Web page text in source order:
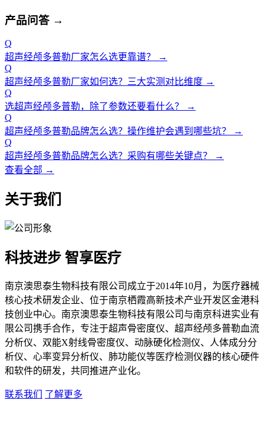
产品问答 →
Q
超声经颅多普勒厂家怎么选更靠谱？
→
Q
超声经颅多普勒厂家如何选？三大实测对比维度 →
Q
选超声经颅多普勒，除了参数还要看什么？
→
Q
超声经颅多普勒品牌怎么选？操作维护会遇到哪些坑？
→
Q
超声经颅多普勒品牌怎么选？采购有哪些关键点？
→
查看全部 →
关于我们
科技进步 智享医疗
南京澳思泰生物科技有限公司成立于2014年10月，为医疗器械
核心技术研发企业、位于南京栖霞高新技术产业开发区金港科
技创业中心。南京澳思泰生物科技有限公司与南京科进实业有
限公司携手合作，专注于超声骨密度仪、超声经颅多普勒血流
分析仪、双能X射线骨密度仪、动脉硬化检测仪、人体成分分
析仪、心率变异分析仪、肺功能仪等医疗检测仪器的核心硬件
和软件的研发，共同推进产业化。
联系我们 了解更多